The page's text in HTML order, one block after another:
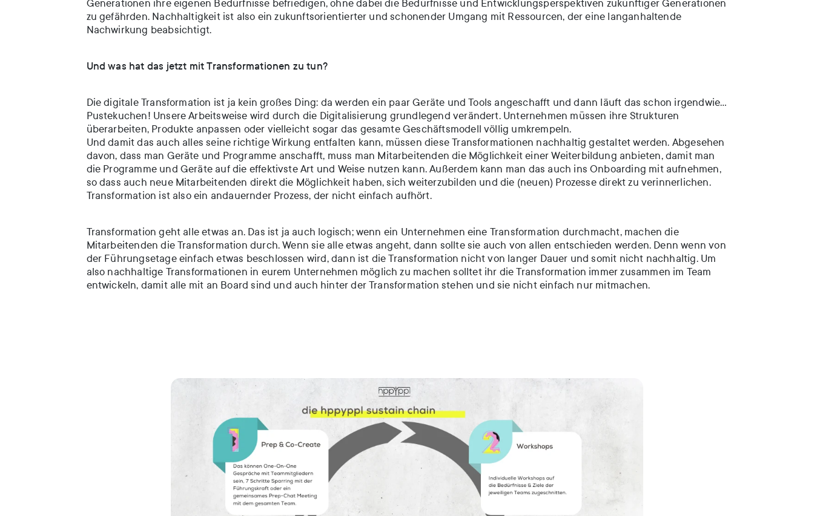
Generationen ihre eigenen Bedürfnisse befriedigen, ohne dabei die Bedürfnisse und Entwicklungsperspektiven zukünftiger Generationen
zu gefährden. Nachhaltigkeit ist also ein zukunftsorientierter und schonender Umgang mit Ressourcen, der eine langanhaltende
Nachwirkung beabsichtigt.
Und was hat das jetzt mit Transformationen zu tun?
Die digitale Transformation ist ja kein großes Ding: da werden ein paar Geräte und Tools angeschafft und dann läuft das schon irgendwie…
Pustekuchen! Unsere Arbeitsweise wird durch die Digitalisierung grundlegend verändert. Unternehmen müssen ihre Strukturen
überarbeiten, Produkte anpassen oder vielleicht sogar das gesamte Geschäftsmodell völlig umkrempeln.
Und damit das auch alles seine richtige Wirkung entfalten kann, müssen diese Transformationen nachhaltig gestaltet werden. Abgesehen
davon, dass man Geräte und Programme anschafft, muss man Mitarbeitenden die Möglichkeit einer Weiterbildung anbieten, damit man
die Programme und Geräte auf die effektivste Art und Weise nutzen kann. Außerdem kann man das auch ins Onboarding mit aufnehmen,
so dass auch neue Mitarbeitenden direkt die Möglichkeit haben, sich weiterzubilden und die (neuen) Prozesse direkt zu verinnerlichen.
Transformation ist also ein andauernder Prozess, der nicht einfach aufhört.
Transformation geht alle etwas an. Das ist ja auch logisch; wenn ein Unternehmen eine Transformation durchmacht, machen die
Mitarbeitenden die Transformation durch. Wenn sie alle etwas angeht, dann sollte sie auch von allen entschieden werden. Denn wenn von
der Führungsetage einfach etwas beschlossen wird, dann ist die Transformation nicht von langer Dauer und somit nicht nachhaltig. Um
also nachhaltige Transformationen in eurem Unternehmen möglich zu machen solltet ihr die Transformation immer zusammen im Team
entwickeln, damit alle mit an Board sind und auch hinter der Transformation stehen und sie nicht einfach nur mitmachen.